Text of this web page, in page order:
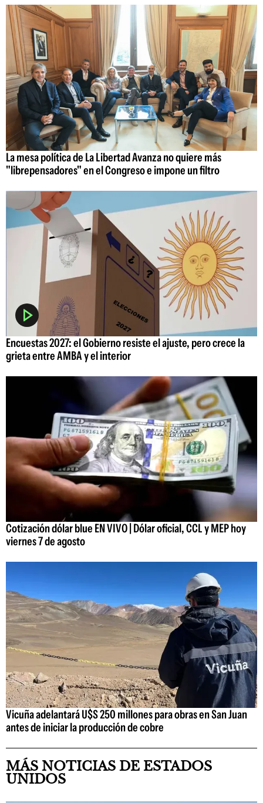
La mesa política de La Libertad Avanza no quiere más
"librepensadores" en el Congreso e impone un filtro
Encuestas 2027: el Gobierno resiste el ajuste, pero crece la
grieta entre AMBA y el interior
Cotización dólar blue EN VIVO | Dólar oficial, CCL y MEP hoy
viernes 7 de agosto
Vicuña adelantará U$S 250 millones para obras en San Juan
antes de iniciar la producción de cobre
MÁS NOTICIAS DE ESTADOS
UNIDOS